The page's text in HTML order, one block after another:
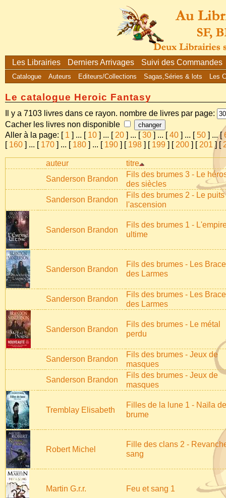
Les Librairies Derniers Arrivages Suivi des Commandes
Catalogue Auteurs Editeurs/Collections Sagas,Séries & lots Les
Le catalogue Heroic Fantasy
Il y a 7103 livres dans ce rayon. nombre de livres par page:
Cacher les livres non disponible
Aller à la page: [ 1 ] ... [ 10 ] ... [ 20 ] ... [30 ] ... [40 ] ... [ 50 ] ...[
[ 160 ] ... [ 170 ] ... [ 180 ] ... [ 190 ] [ 198 ] [ 199 ] [ 200 ] [ 201 ] [
auteur
titre
Sanderson Brandon
Fils des brumes 3 - Le
des siècles
Sanderson Brandon
Fils des brumes 2 - Le
l'ascension
Sanderson Brandon
Fils des brumes 1 -
ultime
Sanderson Brandon
Fils des brumes - Les
des Larmes
Sanderson Brandon
Fils des brumes - Les
des Larmes
Sanderson Brandon
Fils des brumes - Le métal
perdu
Sanderson Brandon
Fils des brumes - Jeux de
masques
Sanderson Brandon
Fils des brumes - Jeux de
masques
Tremblay Elisabeth
Filles de la lune 1 - Naïla de
brume
Robert Michel
Fille des clans 2 -
sang
Martin G.r.r. Feu et sang 1